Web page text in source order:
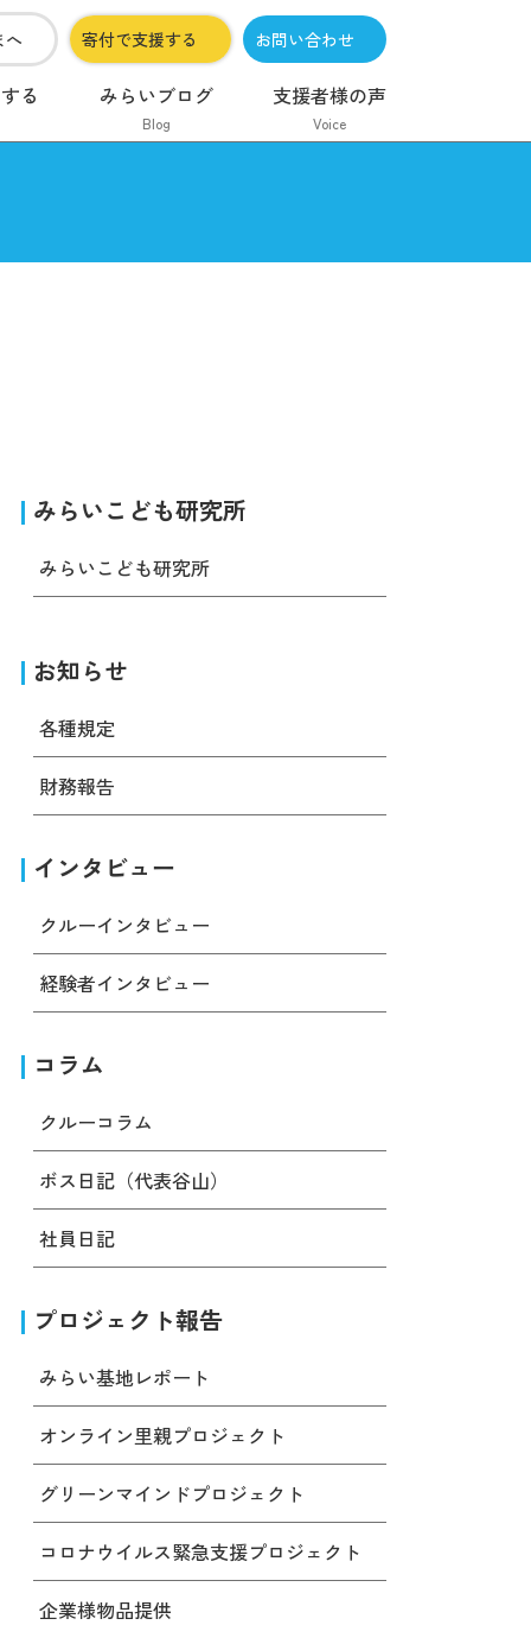
へ 寄付で支援する お問い合わせ
る みらいブログ
Blog
支援者様の声
Voice
みらいこども研究所
みらいこども研究所
お知らせ
各種規定
財務報告
インタビュー
クルーインタビュー
経験者インタビュー
コラム
クルーコラム
ボス日記（代表谷山）
社員日記
プロジェクト報告
みらい基地レポート
オンライン里親プロジェクト
グリーンマインドプロジェクト
コロナウイルス緊急支援プロジェクト
企業様物品提供